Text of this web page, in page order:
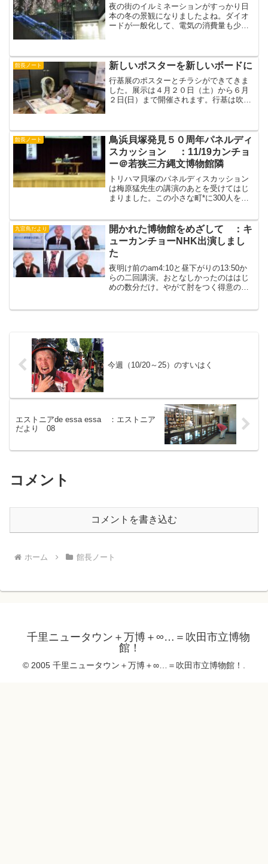
夜の街のイルミネーションがすっかり日
本の冬の景観になりましたよね。ダイオ
ードが一般化して、電気の消費量も少な
面完成しましたが、空っぽの天井が何だ
か気になっていました。あ...
館長ノート 新しいポスターを新しいボードに
行基展のポスターとチラシができてきま
した。展示は４月２０日（土）から６月
２日(日）まで開催されます。行基は吹田
衆の救済にたちあがりま...
館長ノート
鳥浜貝塚発見５０周年パネルディ
スカッション ：11/19カンチョ
ー＠若狭三方縄文博物館隣
トリハマ貝塚のパネルディスカッション
は梅原猛先生の講演のあとを受けてはじ
まりました。この小さな町*に300人をこ
が、１／３の観客が去っていました。そ
れでも、200人なので...
九官鳥だより
開かれた博物館をめざして ：キ
ューカンチョーNHK出演しまし
た
夜明け前のam4:10と昼下がりの13:50か
らの二回講演。おとなしかったのははじ
めの数分だけ。やがて肘をつく得意のポ
今週（10/20～25）のすいはく
エストニアde essa essa ：エストニア
だより 08
コメント
コメントを書き込む
ホーム 館長ノート
千里ニュータウン＋万博＋∞…＝吹田市立博物
館！
© 2005 千里ニュータウン＋万博＋∞…＝吹田市立博物館！.